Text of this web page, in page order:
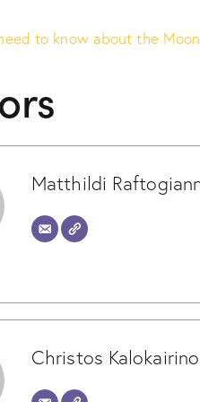
to know about the Moon
Matthildi
Christos